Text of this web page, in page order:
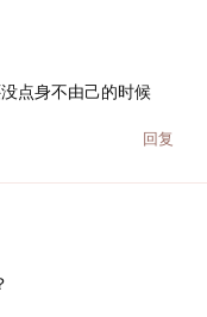
点身不由己的时候
回复